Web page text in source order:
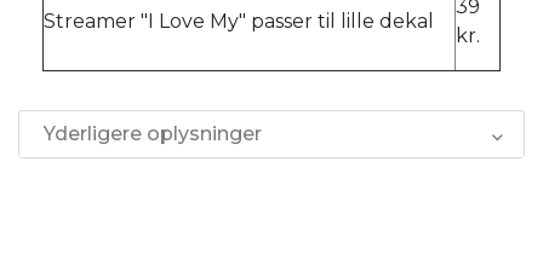
Streamer "I Love My" passer til lille dekal
39
kr.
Yderligere oplysninger